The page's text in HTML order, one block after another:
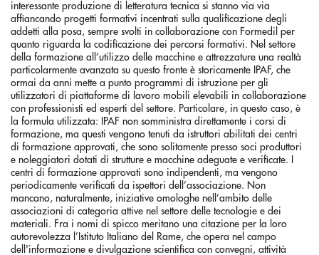
interessante produzione di letteratura tecnica si stanno via via
affiancando progetti formativi incentrati sulla qualificazione degli
addetti alla posa, sempre svolti in collaborazione con Formedil per
quanto riguarda la codificazione dei percorsi formativi. Nel settore
della formazione all’utilizzo delle macchine e attrezzature una realtà
particolarmente avanzata su questo fronte è storicamente IPAF, che
ormai da anni mette a punto programmi di istruzione per gli
utilizzatori di piattaforme di lavoro mobili elevabili in collaborazione
con professionisti ed esperti del settore. Particolare, in questo caso, è
la formula utilizzata: IPAF non somministra direttamente i corsi di
formazione, ma questi vengono tenuti da istruttori abilitati dei centri
di formazione approvati, che sono solitamente presso soci produttori
e noleggiatori dotati di strutture e macchine adeguate e verificate. I
centri di formazione approvati sono indipendenti, ma vengono
periodicamente verificati da ispettori dell’associazione. Non
mancano, naturalmente, iniziative omologhe nell’ambito delle
associazioni di categoria attive nel settore delle tecnologie e dei
materiali. Fra i nomi di spicco meritano una citazione per la loro
autorevolezza l’Istituto Italiano del Rame, che opera nel campo
dell'informazione e divulgazione scientifica con convegni, attività